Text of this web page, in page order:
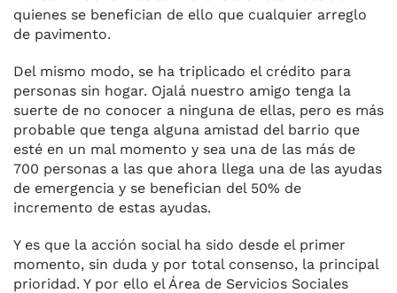
quienes se benefician de ello que cualquier arreglo
de pavimento.
Del mismo modo, se ha triplicado el crédito para
personas sin hogar. Ojalá nuestro amigo tenga la
suerte de no conocer a ninguna de ellas, pero es más
probable que tenga alguna amistad del barrio que
esté en un mal momento y sea una de las más de
700 personas a las que ahora llega una de las ayudas
de emergencia y se benefician del 50% de
incremento de estas ayudas.
Y es que la acción social ha sido desde el primer
momento, sin duda y por total consenso, la principal
prioridad. Y por ello el Área de Servicios Sociales